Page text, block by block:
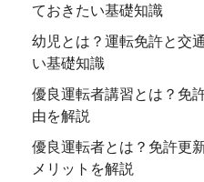
ておきたい基礎知識
幼児とは？運転免許と交
い基礎知識
優良運転者講習とは？免
由を解説
優良運転者とは？免許更
メリットを解説